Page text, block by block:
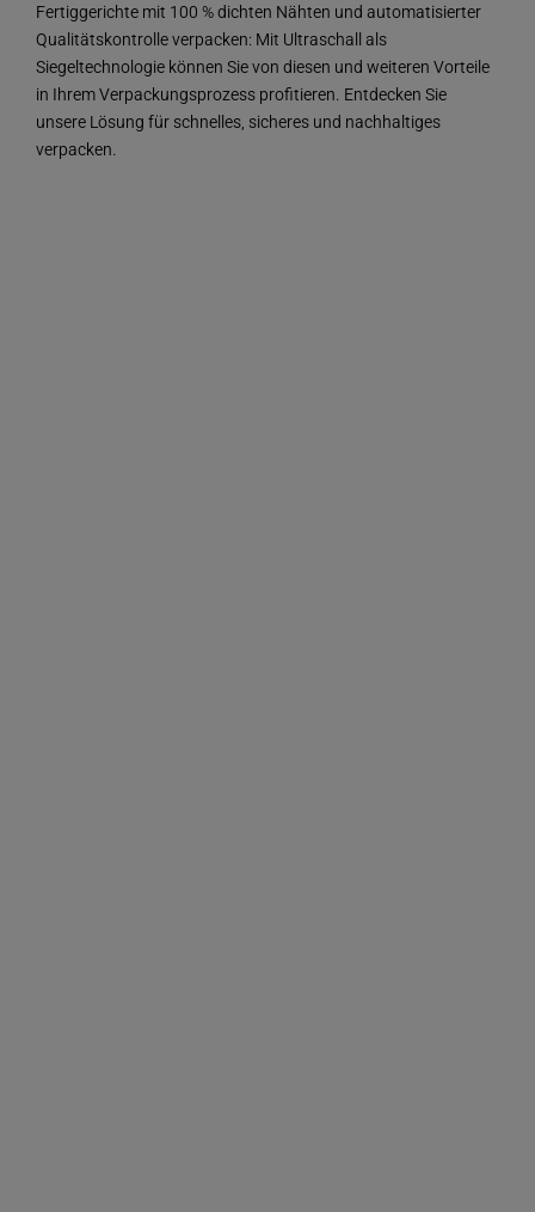
Fertiggerichte mit 100 % dichten Nähten und automatisierter
Qualitätskontrolle verpacken: Mit Ultraschall als
Siegeltechnologie können Sie von diesen und weiteren Vorteile
in Ihrem Verpackungsprozess profitieren. Entdecken Sie
unsere Lösung für schnelles, sicheres und nachhaltiges
verpacken.